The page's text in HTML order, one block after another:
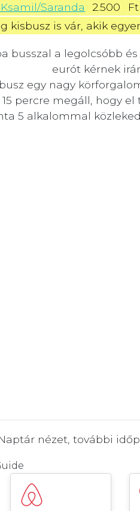
Saranda
2.500
kisbusz is vár, akik
busszal a legolcsóbb
eurót kérnek
egy nagy
percre megáll, hogy
5 alkalommal
nézet, további